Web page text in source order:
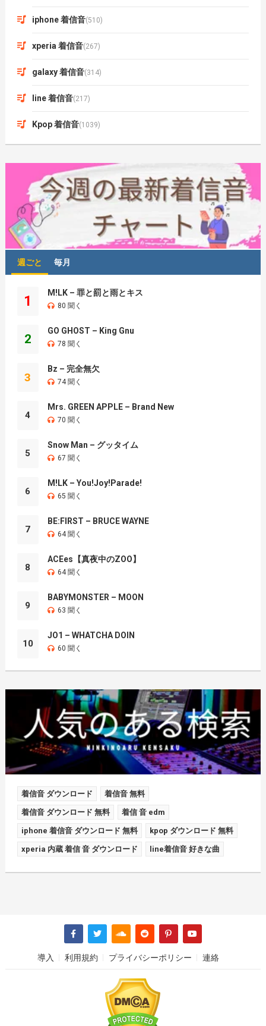
iphone 着信音(510)
xperia 着信音(267)
galaxy 着信音(314)
line 着信音(217)
Kpop 着信音(1039)
週ごと 毎月
1
M!LK – 罪と罰と雨とキス
80 聞く
2
GO GHOST – King Gnu
78 聞く
3
Bz – 完全無欠
74 聞く
4
Mrs. GREEN APPLE – Brand New
70 聞く
5
Snow Man – グッタイム
67 聞く
6
M!LK – You!Joy!Parade!
65 聞く
7
BE:FIRST – BRUCE WAYNE
64 聞く
8
ACEes【真夜中のZOO】
64 聞く
9
BABYMONSTER – MOON
63 聞く
10
JO1 – WHATCHA DOIN
60 聞く
着信音 ダウンロード 着信音 無料
着信音 ダウンロード 無料 着信 音 edm
iphone 着信音 ダウンロード 無料 kpop ダウンロード 無料
xperia 内蔵 着信 音 ダウンロード line着信音 好きな曲
導入 利用規約 プライバシーポリシー 連絡